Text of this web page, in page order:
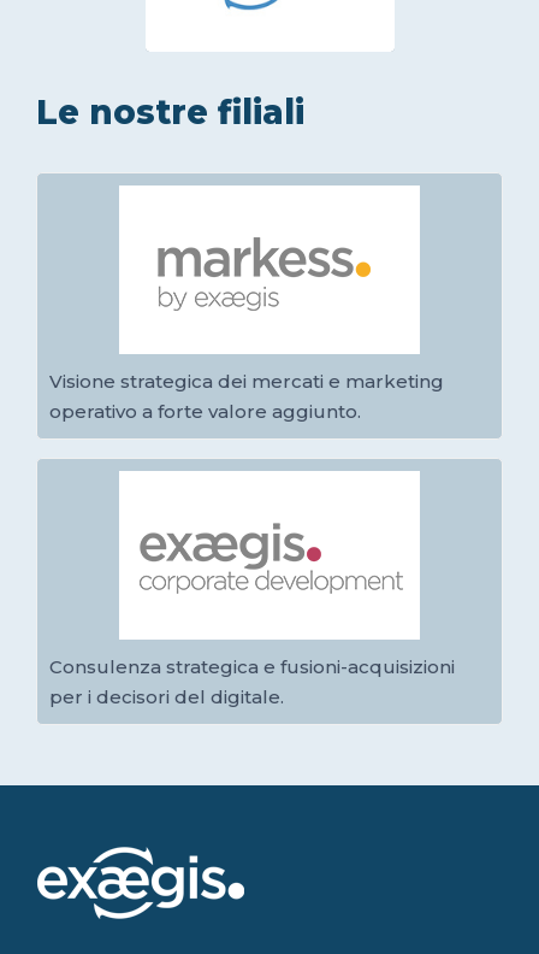
Le nostre filiali
Visione strategica dei mercati e marketing
operativo a forte valore aggiunto.
Consulenza strategica e fusioni-acquisizioni
per i decisori del digitale.